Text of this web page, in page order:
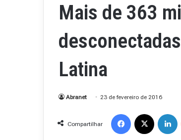
Mais de 363
Latina
Abranet 23 de fevereiro de 2016
Compartilhar